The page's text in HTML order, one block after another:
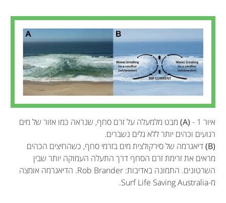
איור 1 - (A)
מבט מלמעלה על זרם סחף, שנראה כמו אזור של מים
רגועים וכהים יותר ללא גלים נשברים.
(B)
דיאגרמה של סירקולצית מים בזרמי סחף, כשהחיצים הכהים
מראים את זרימת זרם הסחף דרך התעלה העמוקה יותר שבין
השרטונים. התמונה באדיבות: Rob Brander. הדיאגרמה אומצה
מ-Surf Life Saving Australia.